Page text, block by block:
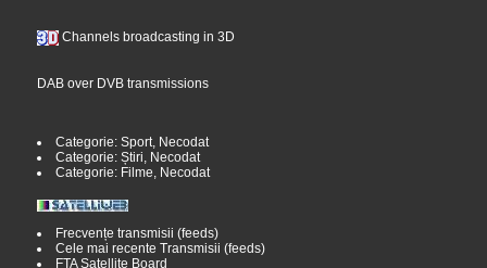
Channels broadcasting in 3D
DAB over DVB transmissions
Categorie: Sport, Necodat
Categorie: Știri, Necodat
Categorie: Filme, Necodat
Frecvențe transmisii (feeds)
Cele mai recente Transmisii (feeds)
FTA Satellite Board